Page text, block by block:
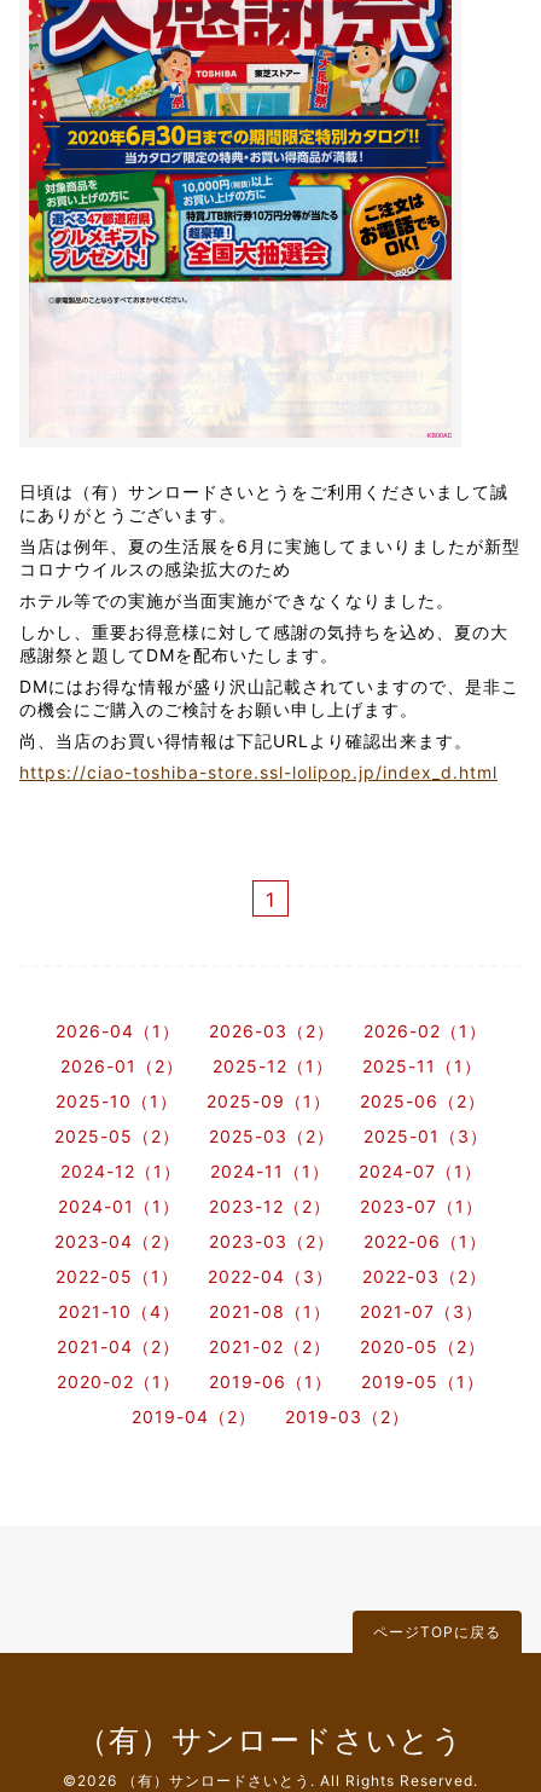
日頃は（有）サンロードさいとうをご利用くださいまして誠
にありがとうございます。
当店は例年、夏の生活展を6月に実施してまいりましたが新型
コロナウイルスの感染拡大のため
ホテル等での実施が当面実施ができなくなりました。
しかし、重要お得意様に対して感謝の気持ちを込め、夏の大
感謝祭と題してDMを配布いたします。
DMにはお得な情報が盛り沢山記載されていますので、是非こ
の機会にご購入のご検討をお願い申し上げます。
尚、当店のお買い得情報は下記URLより確認出来ます。
https://ciao-toshiba-store.ssl-lolipop.jp/index_d.html
1
2026-04（1） 2026-03（2）
2026-02（1）
2026-01（2）
2025-12（1）
2025-11（1）
2025-10（1）
2025-09（1）
2025-06（2）
2025-05（2）
2025-03（2）
2025-01（3）
2024-12（1）
2024-11（1）
2024-07（1）
2024-01（1）
2023-12（2）
2023-07（1）
2023-04（2）
2023-03（2）
2022-06（1）
2022-05（1）
2022-04（3）
2022-03（2）
2021-10（4）
2021-08（1）
2021-07（3）
2021-04（2）
2021-02（2）
2020-05（2）
2020-02（1）
2019-06（1）
2019-05（1）
2019-04（2）
2019-03（2）
ページTOPに戻る
（有）サンロードさいとう
©2026 （有）サンロードさいとう . All Rights Reserved.